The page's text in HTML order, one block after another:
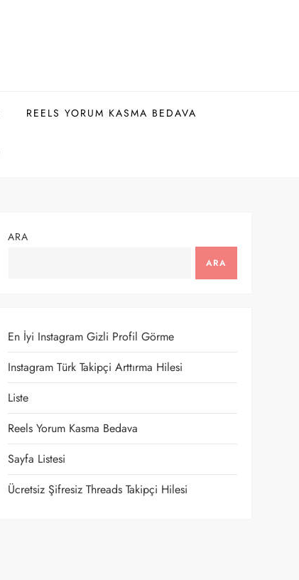
REELS YORUM KASMA BEDAVA
ARA
ARA
En İyi Instagram Gizli Profil Görme
Instagram Türk Takipçi Arttırma Hilesi
Liste
Reels Yorum Kasma Bedava
Sayfa Listesi
Ücretsiz Şifresiz Threads Takipçi Hilesi